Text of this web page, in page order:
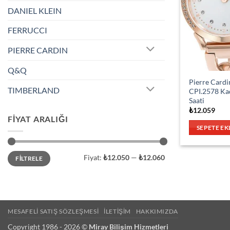
DANIEL KLEIN
FERRUCCI
PIERRE CARDIN
Q&Q
TIMBERLAND
FIYAT ARALIĞI
En
düşük
fiyat
En
yüksek
fiyat
FILTRELE Fiyat: ₺12.050 — ₺12.060
Pierre
CPI.2578
Saati
₺12.059
SEPETE
MESAFELI SATIŞ SÖZLEŞMESI İLETIŞIM HAKKIMIZDA
Copyright 1986 - 2026 © Miray Bilişim Hizmetleri